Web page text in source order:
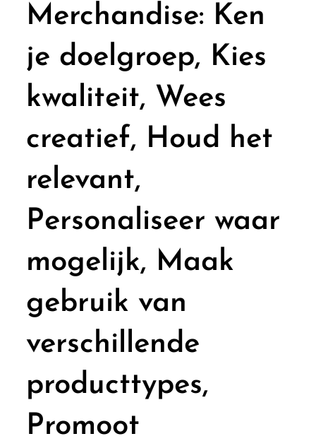
Merchandise: Ken
je doelgroep, Kies
kwaliteit, Wees
creatief, Houd het
relevant,
Personaliseer waar
mogelijk, Maak
gebruik van
verschillende
producttypes,
Promoot